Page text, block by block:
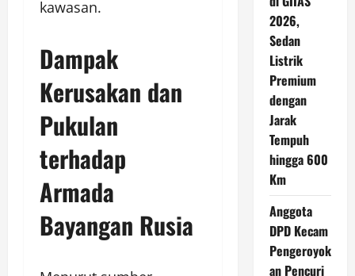
kawasan.
Dampak
Kerusakan dan
Pukulan
terhadap
Armada
Bayangan Rusia
2026,
Sedan
Listrik
Premium
dengan
Jarak
Tempuh
hingga 600
Km
Anggota
DPD Kecam
Pengeroyok
an Pencuri